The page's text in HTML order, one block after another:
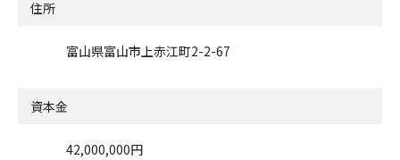
住所
富山県富山市上赤江町2-2-67
資本金
42,000,000円